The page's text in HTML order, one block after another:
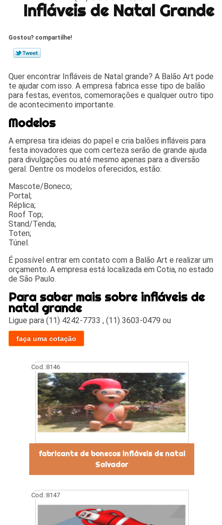
Infláveis de Natal Grande
Gostou? compartilhe!
Quer encontrar Infláveis de Natal grande? A Balão Art pode
te ajudar com isso. A empresa fabrica esse tipo de balão
para festas, eventos, comemorações e qualquer outro tipo
de acontecimento importante.
Modelos
A empresa tira ideias do papel e cria balões infláveis para
festa inovadores que com certeza serão de grande ajuda
para divulgações ou até mesmo apenas para a diversão
geral. Dentre os modelos oferecidos, estão:
Mascote/Boneco;
Portal;
Réplica;
Roof Top;
Stand/Tenda;
Toten;
Túnel.
É possível entrar em contato com a Balão Art e realizar um
orçamento. A empresa está localizada em Cotia, no estado
de São Paulo.
Para saber mais sobre infláveis de
natal grande
Ligue para(11) 4242-7733 ,(11) 3603-0479 ou
faça uma cotação
Cod.:8146
fabricante de bonecos infláveis de natal
Salvador
Cod.:8147